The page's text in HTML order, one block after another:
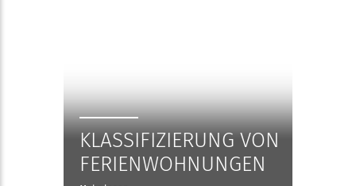
KLASSIFIZIERUNG VON
FERIENWOHNUNGEN